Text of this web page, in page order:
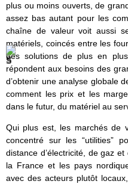
plus ou moins ouverts, de
assez bas autant pour les
chaîne de valeur voit aussi
matériels, coincés entre les
des solutions de plus en
répondent aux besoins des
d’obtenir une analyse globale
comment les prix et les
dans le futur, du matériel au
Qui plus est, les marchés de
concentré sur les “utilities”
distance d’électricité, de gaz
la France et les pays
avec des acteurs plutôt